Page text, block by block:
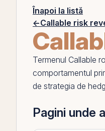
Înapoi la listă
←Callable risk
Termenul Callable
comportamentul
de strategia de
Pagini unde